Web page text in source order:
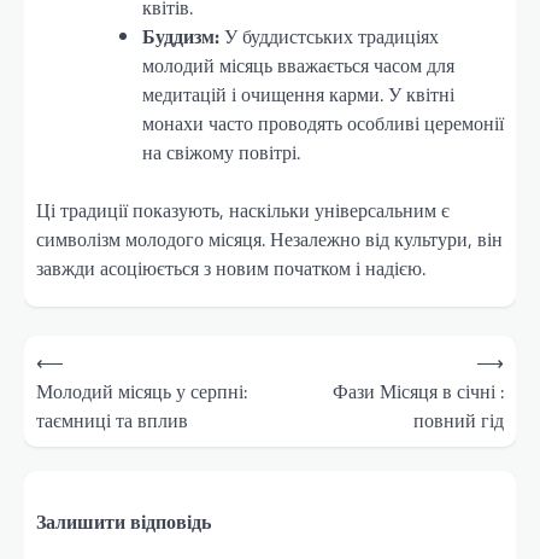
квітів.
Буддизм:У буддистських традиціях
молодий місяць вважається часом для
медитацій і очищення карми. У квітні
монахи часто проводять особливі церемонії
на свіжому повітрі.
Ці традиції показують, наскільки універсальним є
символізм молодого місяця. Незалежно від культури, він
завжди асоціюється з новим початком і надією.
Навігація
записів
⟵
Молодий місяць у серпні:
таємниці та вплив
Фази Місяця в січні :
повний гід
⟶
Залишити відповідь